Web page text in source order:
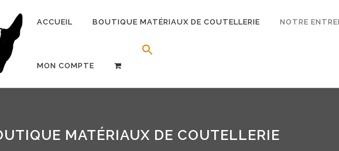
ACCUEIL BOUTIQUE MATÉRIAUX DE COUTELLERIE NOTRE
MON COMPTE
MATÉRIAUX DE COUTELLERIE